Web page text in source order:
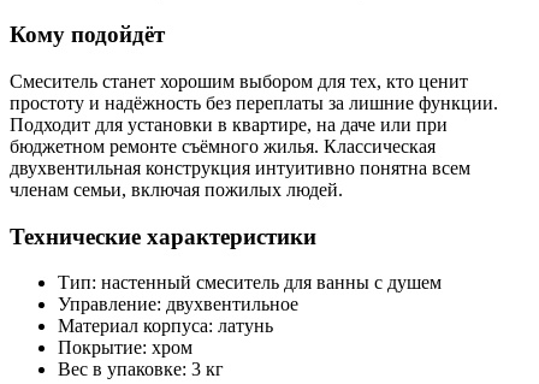
Кому подойдёт
Смеситель станет хорошим выбором для тех, кто ценит
простоту и надёжность без переплаты за лишние функции.
Подходит для установки в квартире, на даче или при
бюджетном ремонте съёмного жилья. Классическая
двухвентильная конструкция интуитивно понятна всем
членам семьи, включая пожилых людей.
Технические характеристики
Тип: настенный смеситель для ванны с душем
Управление: двухвентильное
Материал корпуса: латунь
Покрытие: хром
Вес в упаковке: 3 кг